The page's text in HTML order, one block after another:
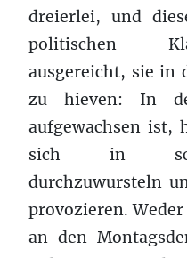
dreierlei, und
politischen
ausgereicht, sie in
zu hieven: In
aufgewachsen ist,
sich in
durchzuwursteln
provozieren.
an den